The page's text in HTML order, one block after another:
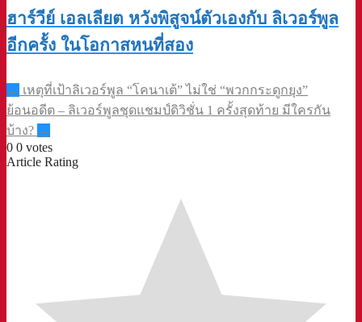
ฮาร์วีย์ เอลเลียต หวังพิสูจน์ตัวเองกับ ลิเวอร์พูล
อีกครั้ง ในโอกาสหนที่สอง
Post
navigation
← เหตุที่เป้าลิเวอร์พูล “โคนาเต้” ไม่ใช่ “พวกกระดูกยุง”
ย้อนอดีต – ลิเวอร์พูลชุดแชมป์ดิวิชั่น 1 ครั้งสุดท้าย มีใครกัน
บ้าง? →
0 0 votes
Article Rating